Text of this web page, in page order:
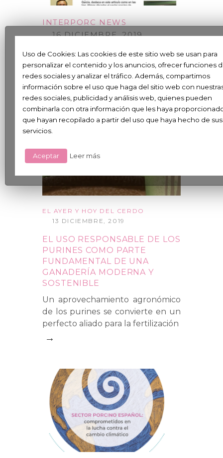
INTERPORC NEWS
16 DICIEMBRE, 2019
BOLETÍN INTERPORCNEWS Nº
85. ESPECIAL COP25
→
EL AYER Y HOY DEL CERDO
13 DICIEMBRE, 2019
EL USO RESPONSABLE DE LOS
PURINES COMO PARTE
FUNDAMENTAL DE UNA
GANADERÍA MODERNA Y
SOSTENIBLE
Un aprovechamiento agronómico
de los purines se convierte en un
perfecto aliado para la fertilización
→
Uso de Cookies: Las cookies de este sitio web se usan para
personalizar el contenido y los anuncios, ofrecer funciones
redes sociales y analizar el tráfico. Además, compartimos
información sobre el uso que haga del sitio web con
redes sociales, publicidad y análisis web, quienes pueden
combinarla con otra información que les haya
que hayan recopilado a partir del uso que haya hecho de sus
servicios.
Aceptar Leer más